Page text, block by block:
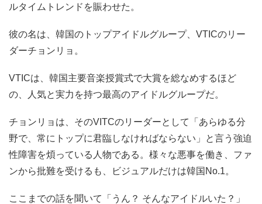
ルタイムトレンドを賑わせた。
彼の名は、韓国のトップアイドルグループ、VTICのリー
ダーチョンリョ。
VTICは、韓国主要音楽授賞式で大賞を総なめするほど
の、人気と実力を持つ最高のアイドルグループだ。
チョンリョは、そのVITCのリーダーとして「あらゆる分
野で、常にトップに君臨しなければならない」と言う強迫
性障害を煩っている人物である。様々な悪事を働き、ファ
ンから批難を受けるも、ビジュアルだけは韓国No.1。
ここまでの話を聞いて「うん？ そんなアイドルいた？」